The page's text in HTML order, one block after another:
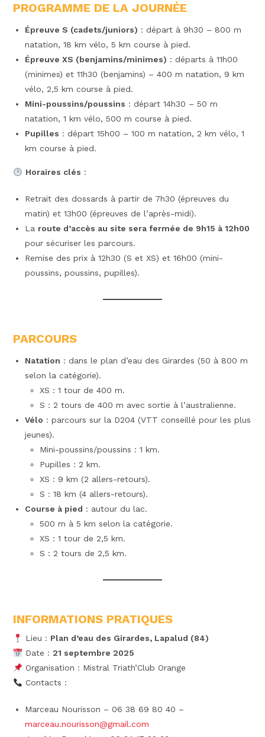
PROGRAMME DE LA JOURNÉE
Épreuve S (cadets/juniors) : départ à 9h30 – 800 m
natation, 18 km vélo, 5 km course à pied.
Épreuve XS (benjamins/minimes) : départs à 11h00
(minimes) et 11h30 (benjamins) – 400 m natation, 9 km
vélo, 2,5 km course à pied.
Mini-poussins/poussins : départ 14h30 – 50 m
natation, 1 km vélo, 500 m course à pied.
Pupilles : départ 15h00 – 100 m natation, 2 km vélo, 1
km course à pied.
Horaires clés :
Retrait des dossards à partir de 7h30 (épreuves du
matin) et 13h00 (épreuves de l’après-midi).
La route d’accès au site sera fermée de 9h15 à 12h00
pour sécuriser les parcours.
Remise des prix à 12h30 (S et XS) et 16h00 (mini-
poussins, poussins, pupilles).
PARCOURS
Natation : dans le plan d’eau des Girardes (50 à 800 m
selon la catégorie).
XS : 1 tour de 400 m.
S : 2 tours de 400 m avec sortie à l’australienne.
Vélo : parcours sur la D204 (VTT conseillé pour les plus
jeunes).
Mini-poussins/poussins : 1 km.
Pupilles : 2 km.
XS : 9 km (2 allers-retours).
S : 18 km (4 allers-retours).
Course à pied : autour du lac.
500 m à 5 km selon la catégorie.
XS : 1 tour de 2,5 km.
S : 2 tours de 2,5 km.
INFORMATIONS PRATIQUES
Lieu : Plan d’eau des Girardes, Lapalud (84)
Date :21 septembre 2025
Organisation : Mistral Triath’Club Orange
Contacts :
Marceau Nourisson – 06 38 69 80 40 –
marceau.nourisson@gmail.com